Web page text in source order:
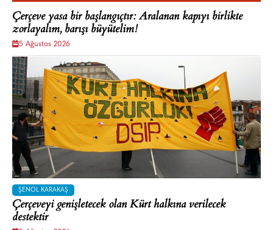
Çerçeve yasa bir başlangıçtır: Aralanan kapıyı birlikte
zorlayalım, barışı büyütelim!
5 Ağustos 2026
ŞENOL KARAKAŞ
Çerçeveyi genişletecek olan Kürt halkına verilecek
destektir